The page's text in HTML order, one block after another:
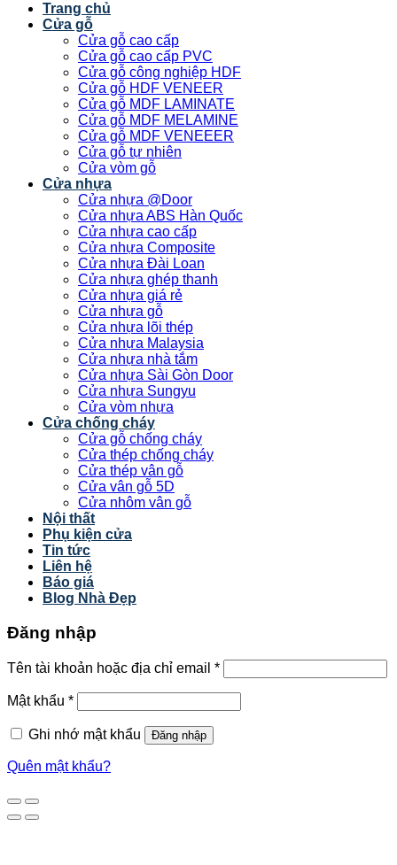
Trang chủ
Cửa gỗ
Cửa gỗ cao cấp
Cửa gỗ cao cấp PVC
Cửa gỗ công nghiệp HDF
Cửa gỗ HDF VENEER
Cửa gỗ MDF LAMINATE
Cửa gỗ MDF MELAMINE
Cửa gỗ MDF VENEEER
Cửa gỗ tự nhiên
Cửa vòm gỗ
Cửa nhựa
Cửa nhựa @Door
Cửa nhựa ABS Hàn Quốc
Cửa nhựa cao cấp
Cửa nhựa Composite
Cửa nhựa Đài Loan
Cửa nhựa ghép thanh
Cửa nhựa giá rẻ
Cửa nhựa gỗ
Cửa nhựa lõi thép
Cửa nhựa Malaysia
Cửa nhựa nhà tắm
Cửa nhựa Sài Gòn Door
Cửa nhựa Sungyu
Cửa vòm nhựa
Cửa chống cháy
Cửa gỗ chống cháy
Cửa thép chống cháy
Cửa thép vân gỗ
Cửa vân gỗ 5D
Cửa nhôm vân gỗ
Nội thất
Phụ kiện cửa
Tin tức
Liên hệ
Báo giá
Blog Nhà Đẹp
Đăng nhập
Tên tài khoản hoặc địa chỉ email *
Mật khẩu *
Ghi nhớ mật khẩu Đăng nhập
Quên mật khẩu?